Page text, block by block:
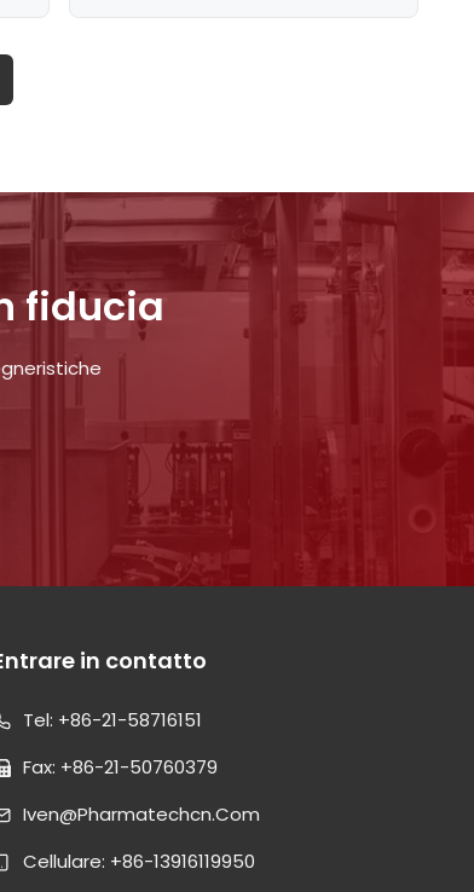
fiducia
in contatto
Tel: +86-21-58716151
Fax: +86-21-50760379
Iven@pharmatechcn.com
Cellulare: +86-13916119950